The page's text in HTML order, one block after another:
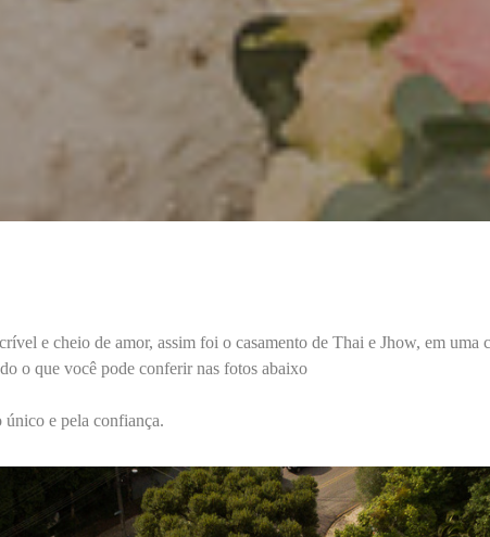
e cheio de amor, assim foi o casamento de Thai e Jhow, em uma
o que você pode conferir nas fotos abaixo
único e pela confiança.